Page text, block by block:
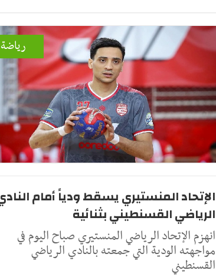
رياضة
الإتحاد المنستيري يسقط ودياً أمام
الرياضي القسنطيني بثنائية
انهزم الإتحاد الرياضي المنستيري صباح اليوم في
مواجهته الودية التي جمعته بالنادي الرياضي
القسنطيني